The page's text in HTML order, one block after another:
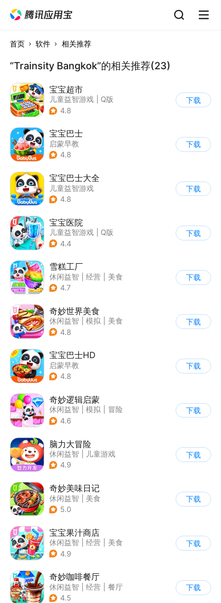
首页 软件 相关推荐
“Trainsity Bangkok”的相关推荐(23)
宝宝超市
儿童益智游戏
Q版
4.8
下载
宝宝巴士
启蒙早教
| 儿童益智游戏
4.8
下载
宝宝巴士大全
儿童益智游戏
| 启蒙早教
4.8
下载
宝宝医院
儿童益智游戏
Q版
4.4
下载
雪糕工厂
休闲益智 经营
美食
| 宝宝巴士
4.7
下载
奇妙世界美食
休闲益智 模拟
美食
| 宝宝巴士
4.8
下载
宝宝巴士HD
启蒙早教
| 儿童益智游戏
4.8
下载
奇妙逻辑启蒙
休闲益智 模拟
冒险
| 宝宝巴士
4.6
下载
脑力大冒险
休闲益智
儿童游戏
| 卡通
4.9
下载
奇妙美味日记
休闲益智
美食
| 宝宝巴士
5.0
下载
宝宝果汁商店
休闲益智 经营
美食
| 宝宝巴士
4.9
下载
奇妙咖啡餐厅
休闲益智 经营
餐厅
| 宝宝巴士
4.5
下载